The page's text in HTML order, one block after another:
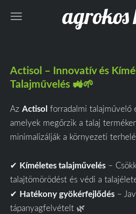
agrokos
Actisol – Innovatív és
Talajművelés 🚜🌱
Az Actisol forradalmi talajművelő
amelyek megőrzik a talaj
minimalizálják a környezeti
✔ Kíméletes talajművelés –
talajtömörödést és védi a
✔ Hatékony gyökérfejlődés –
tápanyagfelvételt 🌿